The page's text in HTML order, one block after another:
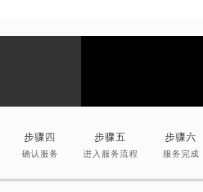
步骤四
确认服务
步骤五
进入服务流程
步骤六
服务完成